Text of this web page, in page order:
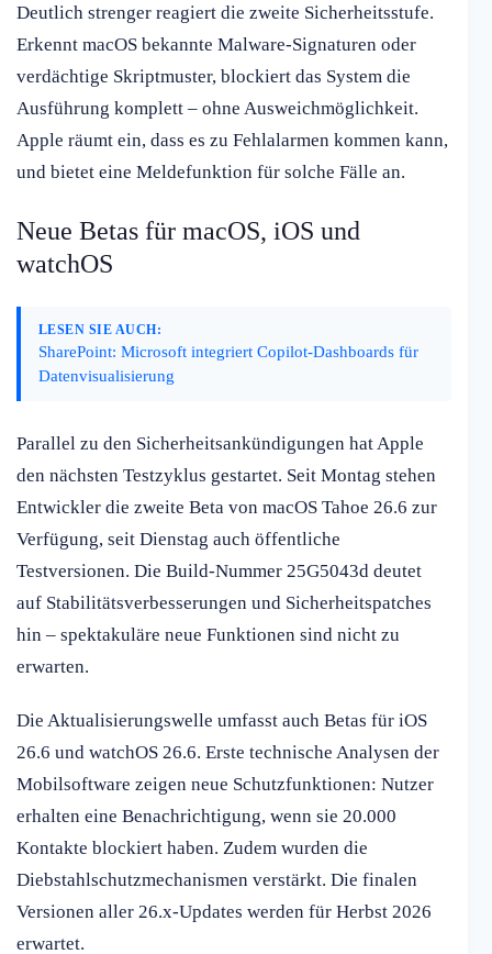
Deutlich strenger reagiert die zweite Sicherheitsstufe.
Erkennt macOS bekannte Malware-Signaturen oder
verdächtige Skriptmuster, blockiert das System die
Ausführung komplett – ohne Ausweichmöglichkeit.
Apple räumt ein, dass es zu Fehlalarmen kommen kann,
und bietet eine Meldefunktion für solche Fälle an.
Neue Betas für macOS, iOS und
watchOS
LESEN SIE AUCH:
SharePoint: Microsoft integriert Copilot-Dashboards für
Datenvisualisierung
Parallel zu den Sicherheitsankündigungen hat Apple
den nächsten Testzyklus gestartet. Seit Montag stehen
Entwickler die zweite Beta von macOS Tahoe 26.6 zur
Verfügung, seit Dienstag auch öffentliche
Testversionen. Die Build-Nummer 25G5043d deutet
auf Stabilitätsverbesserungen und Sicherheitspatches
hin – spektakuläre neue Funktionen sind nicht zu
erwarten.
Die Aktualisierungswelle umfasst auch Betas für iOS
26.6 und watchOS 26.6. Erste technische Analysen der
Mobilsoftware zeigen neue Schutzfunktionen: Nutzer
erhalten eine Benachrichtigung, wenn sie 20.000
Kontakte blockiert haben. Zudem wurden die
Diebstahlschutzmechanismen verstärkt. Die finalen
Versionen aller 26.x-Updates werden für Herbst 2026
erwartet.